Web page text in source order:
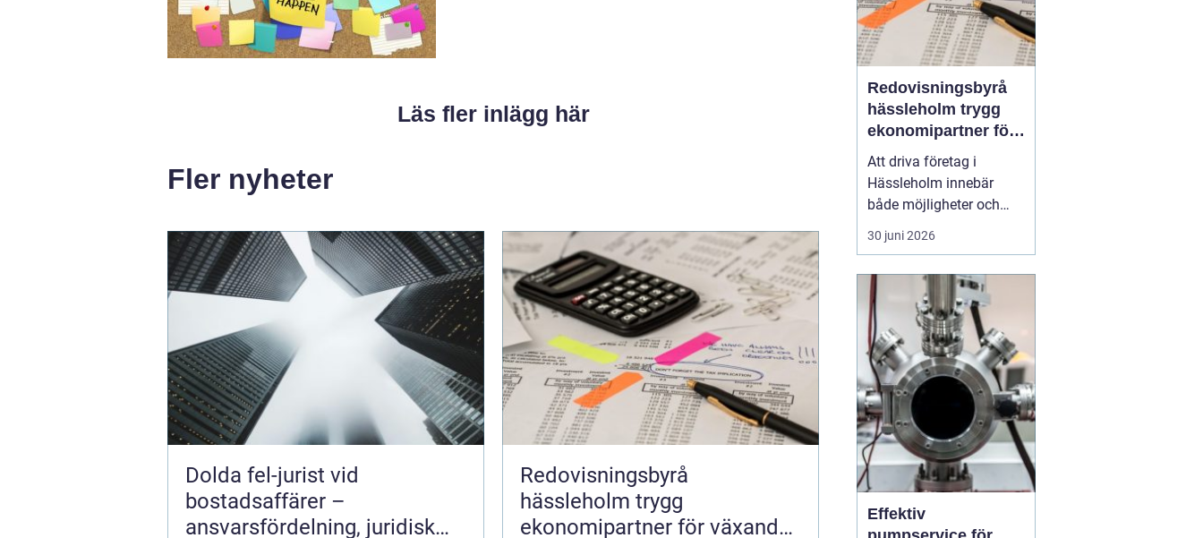
Läs fler inlägg här
Fler nyheter
Dolda fel-jurist vid
bostadsaffärer –
ansvarsfördelning, juridisk
Redovisningsbyrå
hässleholm trygg
ekonomipartner för växande
Redovisningsbyrå
hässleholm trygg
ekonomipartner för
växande företag
Att driva företag i
Hässleholm innebär
både möjligheter och
ansvar. Särskilt
ekonomin kräver
dag: verifikationer ska
bokföras, löner betalas
ut, skatter räknas ut och
rapporter lämnas in i tid.
Många företagare
märker förr eller s...
30 juni 2026
Effektiv